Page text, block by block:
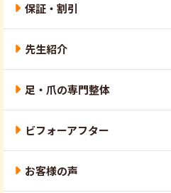
保証・割引
先生紹介
足・爪の専門整体
ビフォーアフター
お客様の声